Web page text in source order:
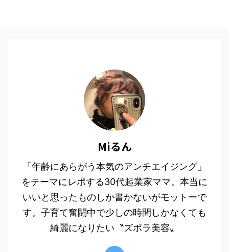
Miるん
「年齢にあらがう本気のアンチエイジング」
をテーマにレポする30代起業家ママ。本当に
いいと思ったものしか書かないがモットーで
す。子育て奮闘中で少しの時間しかなくても
綺麗になりたい〝ズボラ美容〟